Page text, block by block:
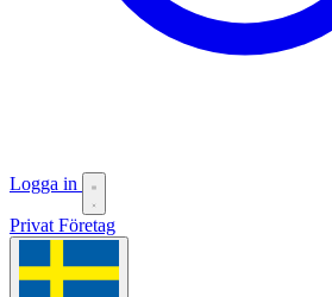
Logga in
Privat Företag